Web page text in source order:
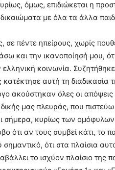
όμως, επιδιώκεται η
με όλα τα άλλα
σε πέντε ηπείρους, χωρίς
και την ικανοποίησή μου,
κοινωνία.
αυτή τη διαδικασία
ακούστηκαν όλες οι απόψεις
μας πλευράς, που
σήμερα, κυρίως των
αν τους συμβεί κάτι, το
ότι στα πλαίσια
το ισχύον πλαίσιο της